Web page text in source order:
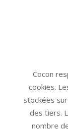
Cocon
cookies.
stockées
des tiers.
nombre